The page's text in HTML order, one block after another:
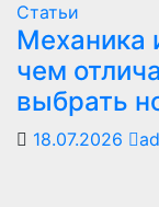
Статьи
Механика
чем
выбрать
18.07.2026